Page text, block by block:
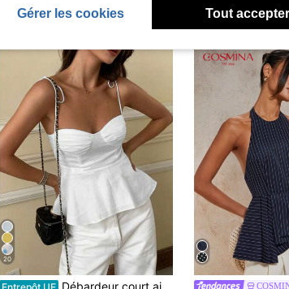
20
Débardeur court ajusté sans manches à volants et liens pour femme, style décontracté Y2K, élégant minimaliste français, blanc
Gérer les cookies Tout accepter